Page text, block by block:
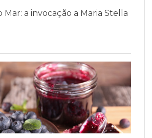
Mar: a invocação a Maria Stella